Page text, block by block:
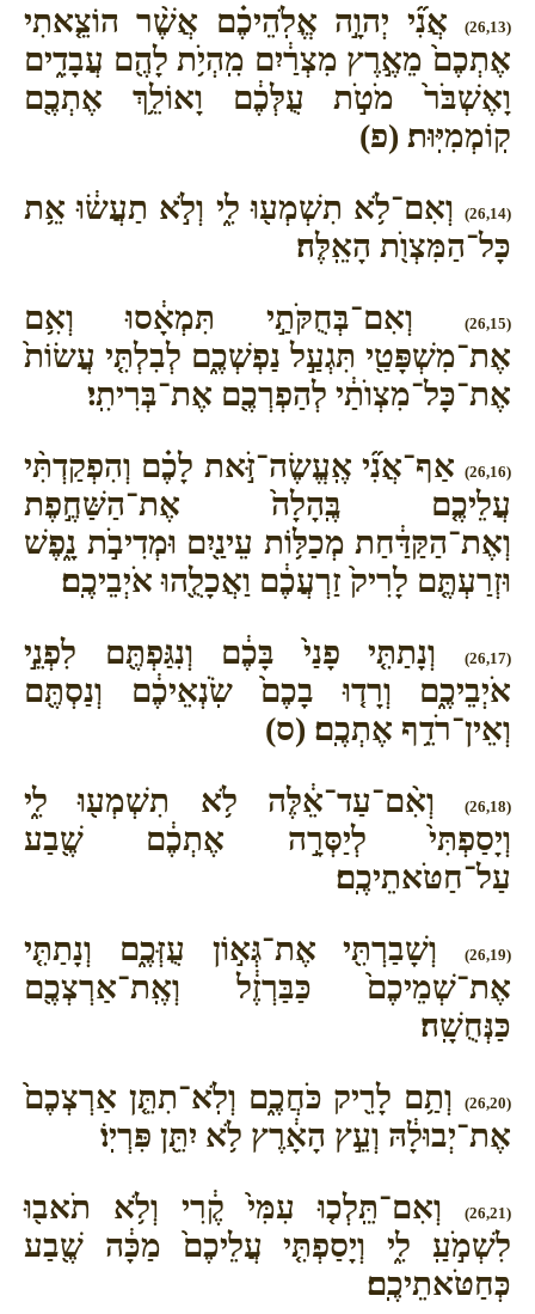
(26,13)
אֲנִ֞י יְהוָ֣ה אֱלֹֽהֵיכֶ֗ם אֲשֶׁ֨ר הוֹצֵ֤אתִי
אֶתְכֶם֙ מֵאֶ֣רֶץ מִצְרַ֔יִם מִֽהְיֹ֥ת לָהֶ֖ם עֲבָדִ֑ים
וָאֶשְׁבֹּר֙ מֹטֹ֣ת עֻלְּכֶ֔ם וָאוֹלֵ֥ךְ אֶתְכֶ֖ם
קֽוֹמְמִיּֽוּת׃ (פ)
(26,14)
וְאִם־לֹ֥א תִשְׁמְע֖וּ לִ֑י וְלֹ֣א תַעֲשׂ֔וּ אֵ֥ת
כָּל־הַמִּצְוֺ֖ת הָאֵֽלֶּה׃
(26,15)
וְאִם־בְּחֻקֹּתַ֣י תִּמְאָ֔סוּ וְאִ֥ם
אֶת־מִשְׁפָּטַ֖י תִּגְעַ֣ל נַפְשְׁכֶ֑ם לְבִלְתִּ֤י עֲשׂוֹת֙
אֶת־כָּל־מִצְוֺתַ֔י לְהַפְרְכֶ֖ם אֶת־בְּרִיתִֽי׃
(26,16)
אַף־אֲנִ֞י אֶֽעֱשֶׂה־זֹּ֣את לָכֶ֗ם וְהִפְקַדְתִּ֨י
עֲלֵיכֶ֤ם בֶּֽהָלָה֙ אֶת־הַשַּׁחֶ֣פֶת
וְאֶת־הַקַּדַּ֔חַת מְכַלּ֥וֹת עֵינַ֖יִם וּמְדִיבֹ֣ת נָ֑פֶשׁ
וּזְרַעְתֶּ֤ם לָרִיק֙ זַרְעֲכֶ֔ם וַאֲכָלֻ֖הוּ אֹיְבֵיכֶֽם׃
(26,17)
וְנָתַתִּ֤י פָנַי֙ בָּכֶ֔ם וְנִגַּפְתֶּ֖ם לִפְנֵ֣י
אֹיְבֵיכֶ֑ם וְרָד֤וּ בָכֶם֙ שֹֽׂנְאֵיכֶ֔ם וְנַסְתֶּ֖ם
וְאֵין־רֹדֵ֥ף אֶתְכֶֽם׃ (ס)
(26,18)
וְאִ֨ם־עַד־אֵ֔לֶּה לֹ֥א תִשְׁמְע֖וּ לִ֑י
וְיָסַפְתִּי֙ לְיַסְּרָ֣ה אֶתְכֶ֔ם שֶׁ֖בַע
עַל־חַטֹּאתֵיכֶֽם׃
(26,19)
וְשָׁבַרְתִּ֖י אֶת־גְּא֣וֹן עֻזְּכֶ֑ם וְנָתַתִּ֤י
אֶת־שְׁמֵיכֶם֙ כַּבַּרְזֶ֔ל וְאֶֽת־אַרְצְכֶ֖ם
כַּנְּחֻשָֽׁה׃
(26,20)
וְתַ֥ם לָרִ֖יק כֹּחֲכֶ֑ם וְלֹֽא־תִתֵּ֤ן אַרְצְכֶם֙
אֶת־יְבוּלָ֔הּ וְעֵ֣ץ הָאָ֔רֶץ לֹ֥א יִתֵּ֖ן פִּרְיֽוֹ׃
(26,21)
וְאִם־תֵּֽלְכ֤וּ עִמִּי֙ קֶ֔רִי וְלֹ֥א תֹאב֖וּ
לִשְׁמֹ֣עַֽ לִ֑י וְיָסַפְתִּ֤י עֲלֵיכֶם֙ מַכָּ֔ה שֶׁ֖בַע
כְּחַטֹּאתֵיכֶֽם׃